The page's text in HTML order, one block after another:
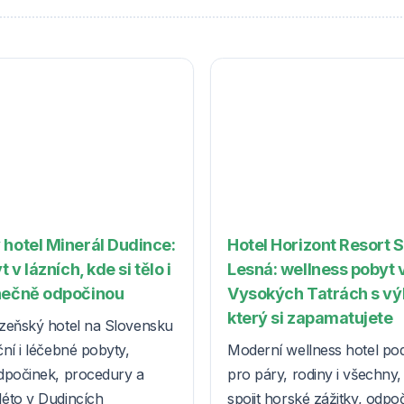
hotel Minerál Dudince:
v lázních, kde si tělo i
odpočinou
hotel na Slovensku
i léčebné pobyty,
procedury a
v Dudincích
Hotel Horizont Resort
Lesná: wellness pobyt
Vysokých Tatrách s
který si zapamatujete
Moderní wellness hotel
pro páry, rodiny i
spojit horské zážitky,